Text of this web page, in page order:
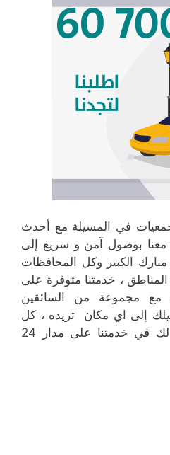
في المسيلة مع أحدث
معنا بوصول آمن و سريع إلى
الكبير وكل المحافظات
، خدمتنا متوفرة على
مع مجموعة من السائقين
إلى اي مكان تريده ، كل
هذا وأكثر يمكننا تقديمه لك في خدمتنا على مدار 24